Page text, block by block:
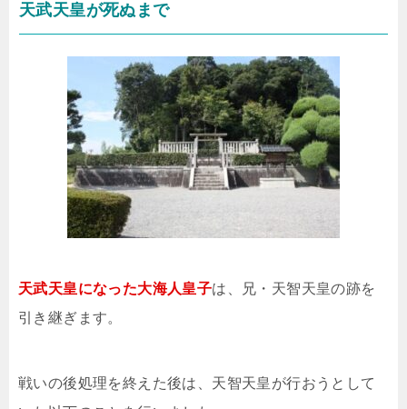
天武天皇が死ぬまで
天武天皇になった大海人皇子は、兄・天智天皇の跡を
引き継ぎます。
戦いの後処理を終えた後は、天智天皇が行おうとして